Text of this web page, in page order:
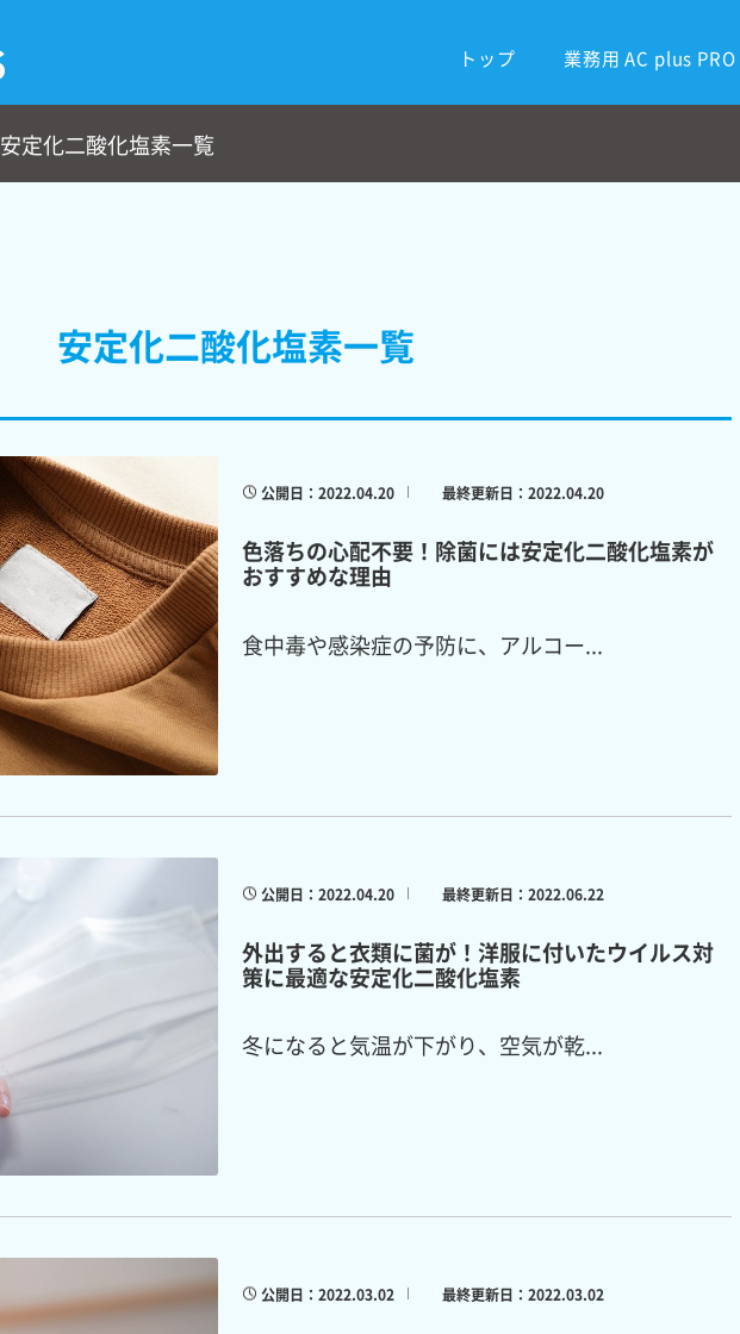
トップ 業務用 AC plus PRO
安定化二酸化塩素一覧
安定化二酸化塩素一覧
公開日：2022.04.20 最終更新日：2022.04.20
色落ちの心配不要！除菌には安定化二酸化塩素が
おすすめな理由
食中毒や感染症の予防に、アルコー...
公開日：2022.04.20 最終更新日：2022.06.22
外出すると衣類に菌が！洋服に付いたウイルス対
策に最適な安定化二酸化塩素
冬になると気温が下がり、空気が乾...
公開日：2022.03.02 最終更新日：2022.03.02